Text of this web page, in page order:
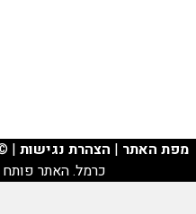
מפת האתר | הצהרת נגישות |
כרמל. האתר פותח